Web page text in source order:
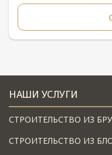
НАШИ УСЛУГИ
СТРОИТЕЛЬСТВО ИЗ
СТРОИТЕЛЬСТВО ИЗ